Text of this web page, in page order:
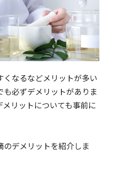
なるなどメリットが多い
必ずデメリットがありま
リットについても事前に
のデメリットを紹介しま